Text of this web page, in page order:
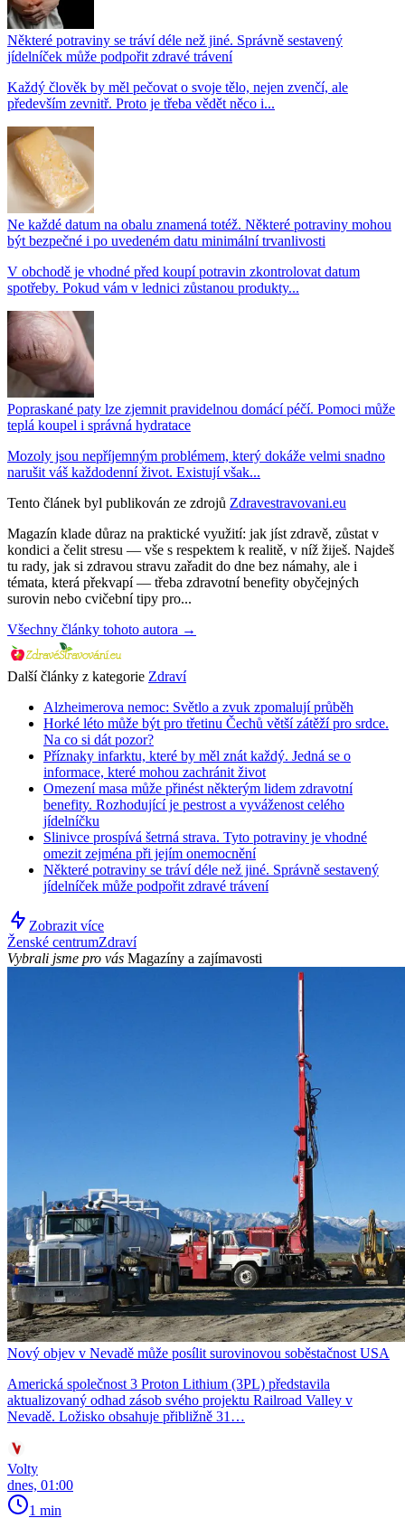
Některé potraviny se tráví déle než jiné. Správně sestavený
jídelníček může podpořit zdravé trávení
Každý člověk by měl pečovat o svoje tělo, nejen zvenčí, ale
především zevnitř. Proto je třeba vědět něco i...
Ne každé datum na obalu znamená totéž. Některé potraviny mohou
být bezpečné i po uvedeném datu minimální trvanlivosti
V obchodě je vhodné před koupí potravin zkontrolovat datum
spotřeby. Pokud vám v lednici zůstanou produkty...
Popraskané paty lze zjemnit pravidelnou domácí péčí. Pomoci může
teplá koupel i správná hydratace
Mozoly jsou nepříjemným problémem, který dokáže velmi snadno
narušit váš každodenní život. Existují však...
Tento článek byl publikován ze zdrojů Zdravestravovani.eu
Magazín klade důraz na praktické využití: jak jíst zdravě, zůstat v
kondici a čelit stresu — vše s respektem k realitě, v níž žiješ. Najdeš
tu rady, jak si zdravou stravu zařadit do dne bez námahy, ale i
témata, která překvapí — třeba zdravotní benefity obyčejných
surovin nebo cvičební tipy pro...
Všechny články tohoto autora →
Další články z kategorie Zdraví
Alzheimerova nemoc: Světlo a zvuk zpomalují průběh
Horké léto může být pro třetinu Čechů větší zátěží pro srdce.
Na co si dát pozor?
Příznaky infarktu, které by měl znát každý. Jedná se o
informace, které mohou zachránit život
Omezení masa může přinést některým lidem zdravotní
benefity. Rozhodující je pestrost a vyváženost celého
jídelníčku
Slinivce prospívá šetrná strava. Tyto potraviny je vhodné
omezit zejména při jejím onemocnění
Některé potraviny se tráví déle než jiné. Správně sestavený
jídelníček může podpořit zdravé trávení
Zobrazit více
Ženské centrumZdraví
Vybrali jsme pro vás Magazíny a zajímavosti
Nový objev v Nevadě může posílit surovinovou soběstačnost USA
Americká společnost 3 Proton Lithium (3PL) představila
aktualizovaný odhad zásob svého projektu Railroad Valley v
Nevadě. Ložisko obsahuje přibližně 31…
Volty
dnes, 01:00
1 min